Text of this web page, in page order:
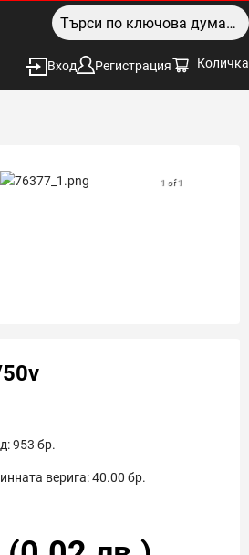
Вход Регистрация Количка
1 of 1
953 бр.
верига:40.00 бр.